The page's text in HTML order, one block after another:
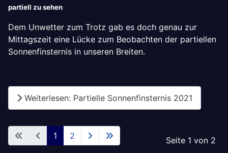
partiell zu sehen
Dem Unwetter zum Trotz gab es doch genau zur
Mittagszeit eine Lücke zum Beobachten der partiellen
Sonnenfinsternis in unseren Breiten.
Weiterlesen: Partielle Sonnenfinsternis 2021
Seite 1 von 2
1 2